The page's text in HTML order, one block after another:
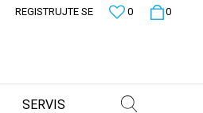
0
0
REGISTRUJTE SE
SERVIS